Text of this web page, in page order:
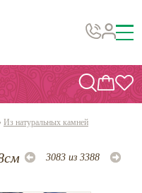
› Из натуральных камней
3083 из 3388